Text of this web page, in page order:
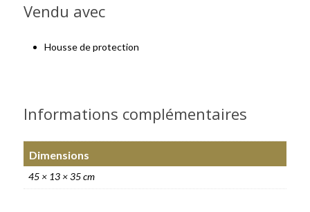
Vendu avec
Housse de protection
Informations complémentaires
Dimensions
45 × 13 × 35 cm